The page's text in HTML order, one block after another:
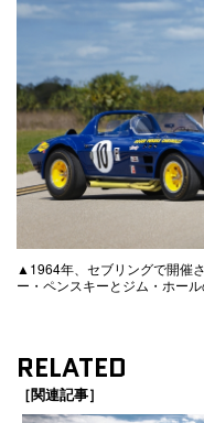
▲1964年、セブリングで開催
ー・ペンスキーとジム・ホー
RELATED
［関連記事］